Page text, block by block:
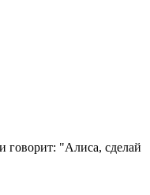
говорит: "Алиса, сделай